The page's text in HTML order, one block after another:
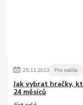
25.11.2023 Pro rodiče
Jak vybrat hračky,
24 měsíců